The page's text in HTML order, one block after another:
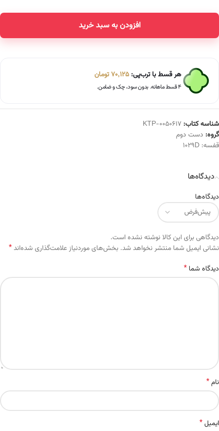
افزودن به سبد خرید
هر قسط با ترب‌پی: 70,125تومان
۴ قسط ماهانه. بدون سود، چک و ضامن.
شناسه کتاب: KTP-0050617
گروه: دست دوم
قفسه: 1029D
دیدگاه‌ها
دیدگاه‌ها
دیدگاهی برای این کالا نوشته نشده است.
نشانی ایمیل شما منتشر نخواهد شد. بخش‌های موردنیاز علامت‌گذاری شده‌اند*
دیدگاه شما *
نام*
ایمیل*
Alternative: